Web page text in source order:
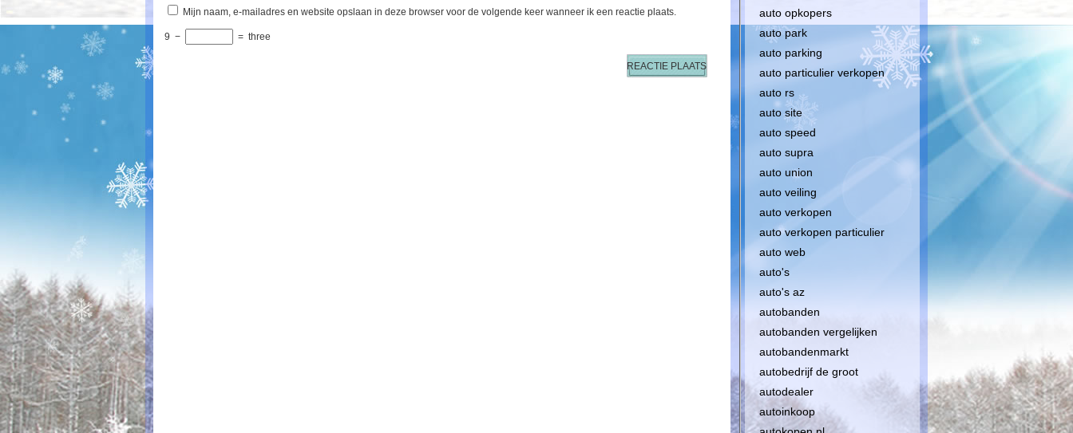
Mijn naam, e-mailadres en website opslaan in deze browser voor de volgende keer wanneer ik een reactie plaats.
9 − = three
auto opkopers
auto park
auto parking
auto particulier verkopen
auto rs
auto site
auto speed
auto supra
auto union
auto veiling
auto verkopen
auto verkopen particulier
auto web
auto's
auto's az
autobanden
autobanden vergelijken
autobandenmarkt
autobedrijf de groot
autodealer
autoinkoop